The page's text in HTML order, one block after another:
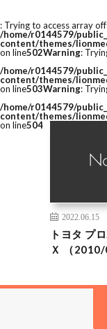
: Trying to access array
/home/r0144579/
content/themes/
on line502Warning:
/home/r0144579/
content/themes/
on line503Warning:
/home/r0144579/
content/themes/
on line504
2022.06.15
トヨタ プ
Ｘ （2010/